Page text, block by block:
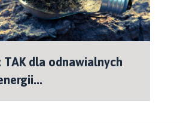
TAK dla odnawialnych